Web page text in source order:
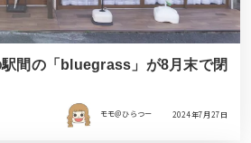
間の「bluegrass」が8月末で閉
モモ＠ひらつー 2024年7月27日